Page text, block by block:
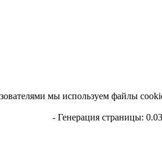
мы используем файлы
- Генерация страницы: